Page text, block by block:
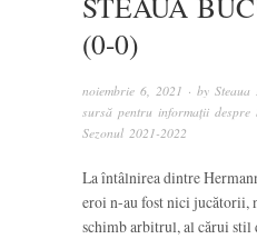
(0-0)
noiembrie 6, 2021 · by
sursă pentru informații despre
Sezonul 2021-2022
La întâlnirea dintre
eroi n-au fost nici jucătorii,
schimb arbitrul, al cărui stil